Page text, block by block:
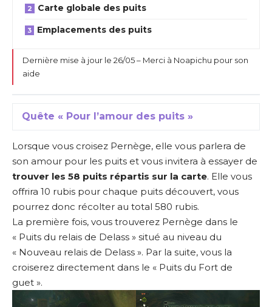
Carte globale des puits
Emplacements des puits
Dernière mise à jour le 26/05 – Merci à Noapichu pour son
aide
Quête « Pour l’amour des puits »
Lorsque vous croisez Pernège, elle vous parlera de
son amour pour les puits et vous invitera à essayer de
trouver les 58 puits répartis sur la carte. Elle vous
offrira 10 rubis pour chaque puits découvert, vous
pourrez donc récolter au total 580 rubis.
La première fois, vous trouverez Pernège dans le
« Puits du relais de Delass » situé au niveau du
« Nouveau relais de Delass ». Par la suite, vous la
croiserez directement dans le « Puits du Fort de
guet ».